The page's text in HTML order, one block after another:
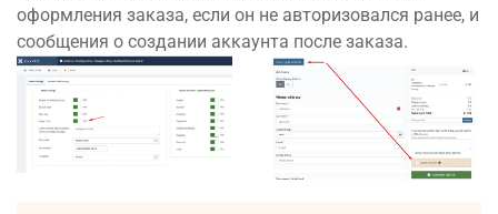
оформления заказа, если он не авторизовался ранее, и
сообщения о создании аккаунта после заказа.